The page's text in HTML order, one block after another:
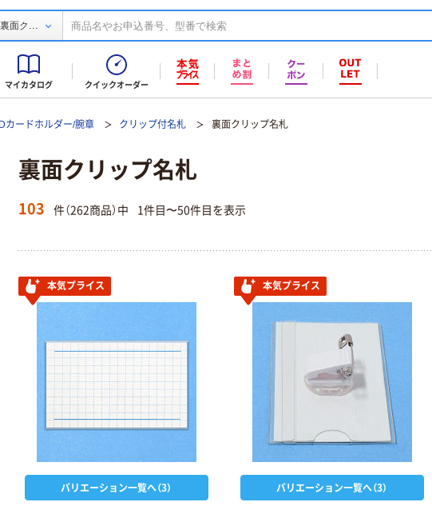
裏面ク ...
マイカタログ クイックオーダー
カードホルダー/腕章 クリップ付名札 裏面クリップ名札
裏面クリップ名札
103 件（262商品）中 1件目〜50件目を表示
本気プライス
バリエーション一覧へ（3）
本気プライス
バリエーション一覧へ（3）